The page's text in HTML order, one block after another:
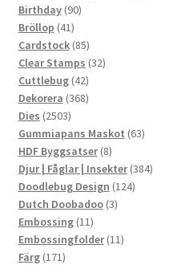
Birthday 9090
Bröllop 4141
produkter
Cardstock 8585
produkter
Clear Stamps 3232
Cuttlebug 4242
produkter
Dekorera 368368
Dies 25032503
produkter
Gummiapans Maskot 6363
HDF Byggsatser 88
produkter
Djur | Fåglar | Insekter 384384
Doodlebug Design 124124
Dutch Doobadoo 33
Embossing 1111
produkter
Embossingfolder 1111
Färg 171171